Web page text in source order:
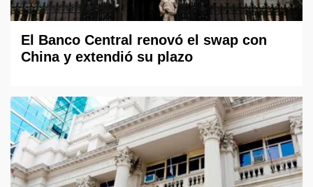
El Banco Central renovó el swap con
China y extendió su plazo